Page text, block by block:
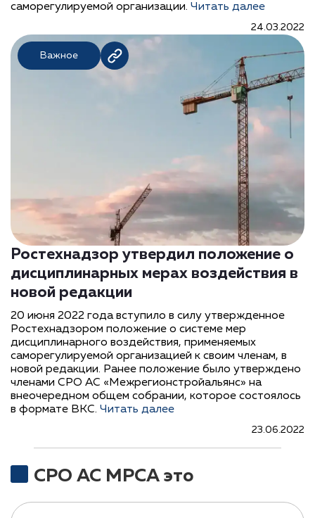
саморегулируемой организации. Читать далее
24.03.2022
Важное
Ростехнадзор утвердил положение о
дисциплинарных мерах воздействия в
новой редакции
20 июня 2022 года вступило в силу утвержденное
Ростехнадзором положение о системе мер
дисциплинарного воздействия, применяемых
саморегулируемой организацией к своим членам, в
новой редакции. Ранее положение было утверждено
членами СРО АС «Межрегионстройальянс» на
внеочередном общем собрании, которое состоялось
в формате ВКС. Читать далее
23.06.2022
СРО АС МРСА это